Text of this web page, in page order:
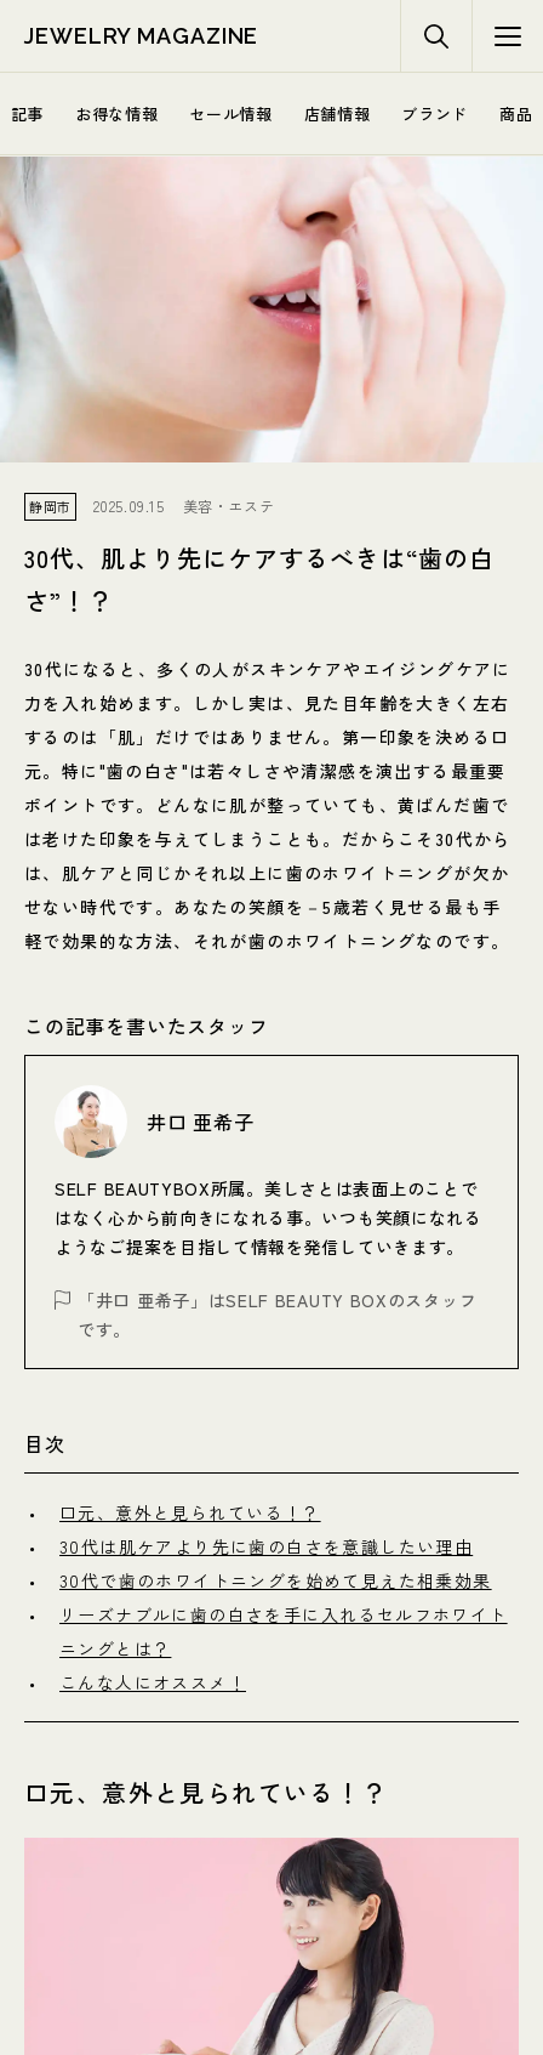
JEWELRY MAGAZINE
記事 お得な情報 セール情報 店舗情報 ブランド 商品
静岡市 2025.09.15 美容・エステ
30代、肌より先にケアするべきは“歯の白
さ”！？
30代になると、多くの人がスキンケアやエイジングケアに
力を入れ始めます。しかし実は、見た目年齢を大きく左右
するのは「肌」だけではありません。第一印象を決める口
元。特に"歯の白さ"は若々しさや清潔感を演出する最重要
ポイントです。どんなに肌が整っていても、黄ばんだ歯で
は老けた印象を与えてしまうことも。だからこそ30代から
は、肌ケアと同じかそれ以上に歯のホワイトニングが欠か
せない時代です。あなたの笑顔を－5歳若く見せる最も手
軽で効果的な方法、それが歯のホワイトニングなのです。
この記事を書いたスタッフ
井口 亜希子
SELF BEAUTYBOX所属。美しさとは表面上のことで
はなく心から前向きになれる事。いつも笑顔になれる
ようなご提案を目指して情報を発信していきます。
「井口 亜希子」はSELF BEAUTY BOXのスタッフ
です。
目次
口元、意外と見られている！？
30代は肌ケアより先に歯の白さを意識したい理由
30代で歯のホワイトニングを始めて見えた相乗効果
リーズナブルに歯の白さを手に入れるセルフホワイト
ニングとは？
こんな人にオススメ！
口元、意外と見られている！？